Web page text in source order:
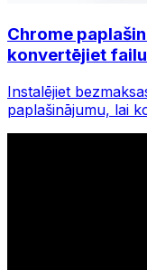
Chrome
konvertējiet
Instalējiet
paplašinājumu, lai